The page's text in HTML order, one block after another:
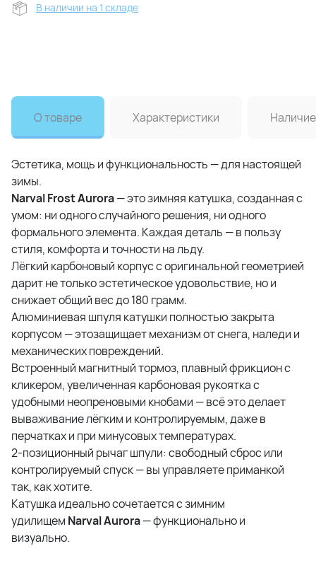
В наличии на 1 складе
О товаре Характеристики Наличие
Эстетика, мощь и функциональность — для настоящей
зимы.
Narval Frost Aurora— это зимняя катушка, созданная с
умом: ни одного случайного решения, ни одного
формального элемента. Каждая деталь — в пользу
стиля, комфорта и точности на льду.
Лёгкий карбоновый корпус с оригинальной геометрией
дарит не только эстетическое удовольствие, но и
снижает общий вес до 180 грамм.
Алюминиевая шпуля катушки полностью закрыта
корпусом — этозащищает механизм от снега, наледи и
механических повреждений.
Встроенный магнитный тормоз, плавный фрикцион с
кликером, увеличенная карбоновая рукоятка с
удобными неопреновыми кнобами — всё это делает
вываживание лёгким и контролируемым, даже в
перчатках и при минусовых температурах.
2-позиционный рычаг шпули: свободный сброс или
контролируемый спуск — вы управляете приманкой
так, как хотите.
Катушка идеально сочетается с зимним
удилищем Narval Aurora— функционально и
визуально.